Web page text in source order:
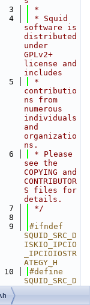
3
*
4
* Squid
software is
distributed
under
GPLv2+
license and
includes
5
*
contributio
ns from
numerous
individuals
and
organizatio
ns.
6
* Please
see the
COPYING and
CONTRIBUTOR
S files for
details.
7
*/
8
9
#ifndef
SQUID_SRC_D
ISKIO_IPCIO
_IPCIOIOSTR
ATEGY_H
10
#define
SQUID_SRC_D